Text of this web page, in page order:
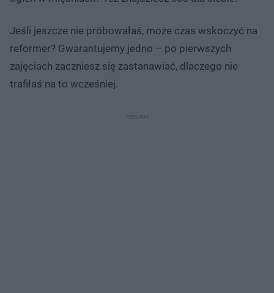
Jeśli jeszcze nie próbowałaś, może czas wskoczyć na
reformer? Gwarantujemy jedno – po pierwszych
zajęciach zaczniesz się zastanawiać, dlaczego nie
trafiłaś na to wcześniej.